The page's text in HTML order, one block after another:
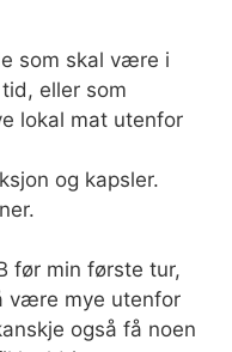
som skal være i
eller som
lokal mat utenfor
og kapsler.
før min første tur,
være mye utenfor
også få noen